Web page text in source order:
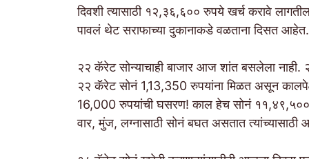
दिवशी त्यासाठी १२,३६,६०० रुपये खर्च करावे
पावलं थेट सराफाच्या दुकानाकडे वळताना दिसत आहेत.
२२ कॅरेट सोन्याचाही बाजार आज शांत बसलेला
२२ कॅरेट सोनं 1,13,350 रुपयांना मिळत असून
16,000 रुपयांची घसरण! काल हेच सोनं
वार, मुंज, लग्नासाठी सोनं बघत असतात त्यांच्यासाठी